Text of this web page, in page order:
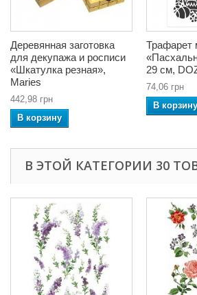
Деревянная заготовка
для декупажа и росписи
«Шкатулка резная»,
Maries
442,98 грн
В корзину
Трафарет
29 см,
74,06 грн
В корзину
В ЭТОЙ КАТЕГОРИИ 30